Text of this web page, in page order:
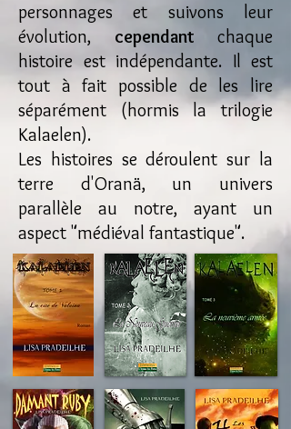
personnages et suivons leur
évolution, cependant chaque
histoire est indépendante. Il est
tout à fait possible de les lire
séparément (hormis la trilogie
Kalaelen).
Les histoires se déroulent sur la
terre d'Oranä, un univers
parallèle au notre, ayant un
aspect "médiéval fantastique".